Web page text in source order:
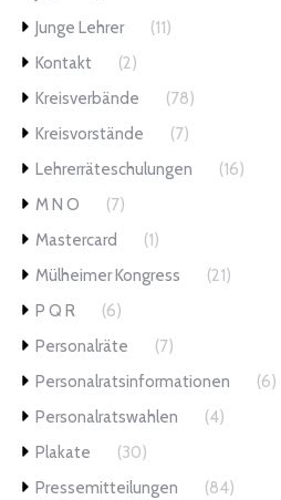
Junge Lehrer
(11)
Kontakt
(2)
Kreisverbände
(78)
Kreisvorstände
(7)
Lehrerräteschulungen
(16)
M N O
(7)
Mastercard
(1)
Mülheimer Kongress
(21)
P Q R
(6)
Personalräte
(7)
Personalratsinformationen
(6)
Personalratswahlen
(4)
Plakate
(30)
Pressemitteilungen
(84)